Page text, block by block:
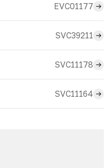
EVC01177
SVC39211
SVC11178
SVC11164